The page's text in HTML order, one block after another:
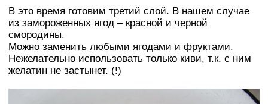
В это время готовим третий слой. В нашем случае
из замороженных ягод – красной и черной
смородины.
Можно заменить любыми ягодами и фруктами.
Нежелательно использовать только киви, т.к. с ним
желатин не застынет. (!)